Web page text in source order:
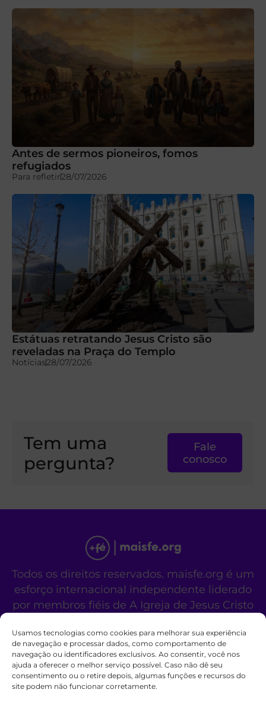
Usamos tecnologias como cookies para melhorar sua experiência
de navegação e processar dados, como comportamento de
navegação ou identificadores exclusivos. Ao consentir, você nos
ajuda a oferecer o melhor serviço possível. Caso não dê seu
consentimento ou o retire depois, algumas funções e recursos do
site podem não funcionar corretamente.
Antes de sermos pioneiros, fomos
refugiados
Para refletir28/07/2026
Estátuas retratando Jesus Cristo são
reveladas na Praça do Templo
Notícias28/07/2026
Tem uma
pergunta?
Fale
conosco
Todos os direitos reservados. maisfe.org é um
esforço internacional independente liderado
por membros fiéis de A Igreja de Jesus Cristo
Este site não é um site oficial da organização
religiosa mencionada acima.
Fale Conosco Políticas de Cookies